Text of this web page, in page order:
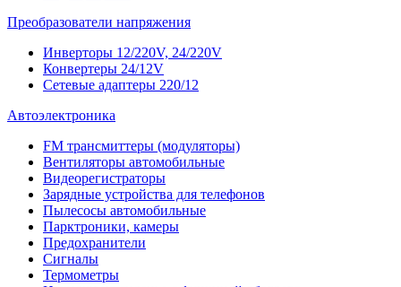
Преобразователи напряжения
Инверторы 12/220V, 24/220V
Конвертеры 24/12V
Сетевые адаптеры 220/12
Автоэлектроника
FM трансмиттеры (модуляторы)
Вентиляторы автомобильные
Видеорегистраторы
Зарядные устройства для телефонов
Пылесосы автомобильные
Парктроники, камеры
Предохранители
Сигналы
Термометры